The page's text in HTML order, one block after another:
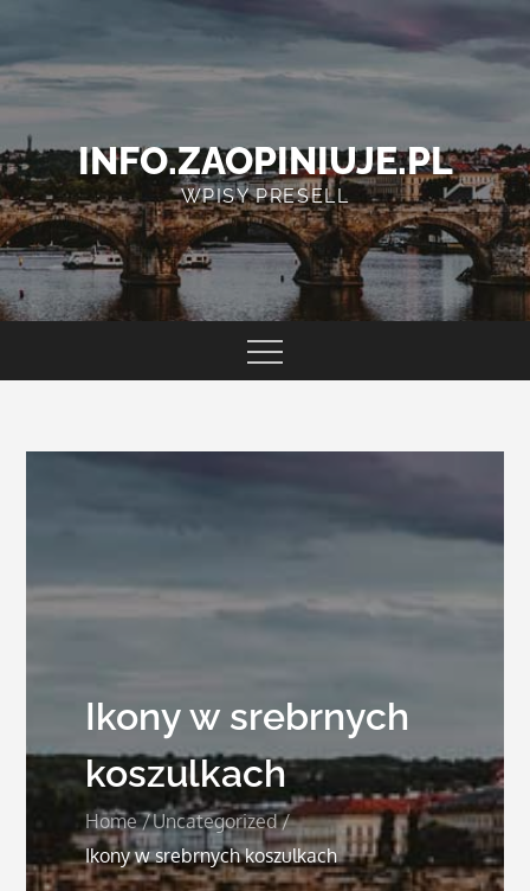
content
INFO.ZAOPINIUJE.PL
WPISY PRESELL
Ikony w srebrnych
koszulkach
Home
Uncategorized
Ikony w srebrnych koszulkach